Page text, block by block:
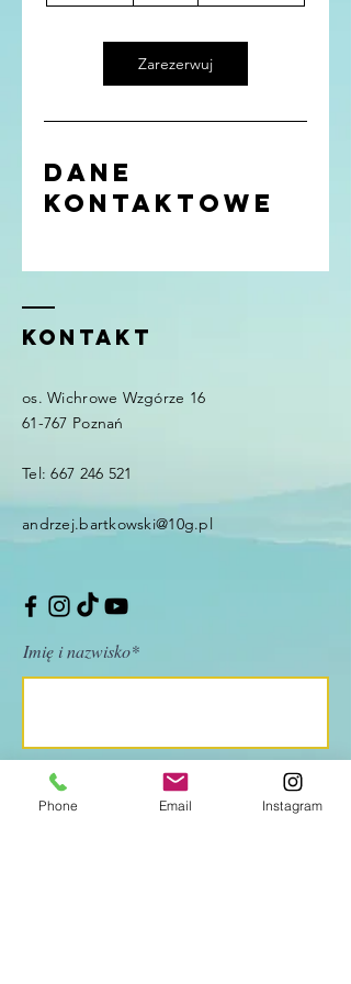
d
Zarezerwuj
Dane
kontaktowe
Kontakt
os. Wichrowe Wzgórze 16
61-767 Poznań
Tel:667 246 521
andrzej.bartkowski@10g.pl
Imię i nazwisko*
Adres e-mail
Phone Email Instagram